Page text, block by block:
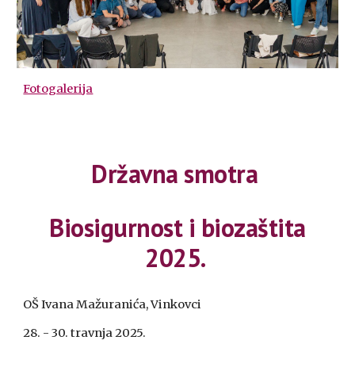
Fotogalerija
Državna smotra
Biosigurnost i biozaštita
2025.
OŠ Ivana Mažuranića, Vinkovci
28. - 30. travnja 2025.